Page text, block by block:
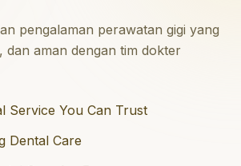
pengalaman perawatan gigi yang
dan aman dengan tim dokter
Service You Can Trust
Dental Care